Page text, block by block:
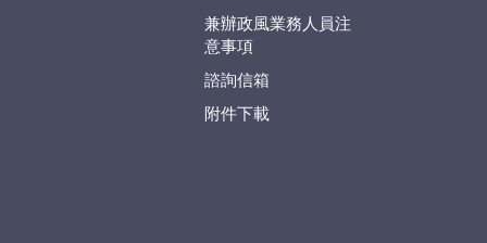
兼辦政風業務人員注
意事項
諮詢信箱
附件下載